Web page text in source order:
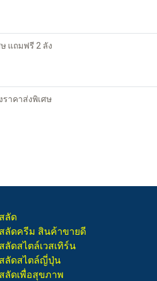
แถมฟรี 2 ลัง
ราคาส่งพิเศษ
ลัด
ลัดครีม สินค้าขายดี
ลัดสไตล์เวสเทิร์น
ลัดสไตล์ญี่ปุ่น
ลัดเพื่อสุขภาพ